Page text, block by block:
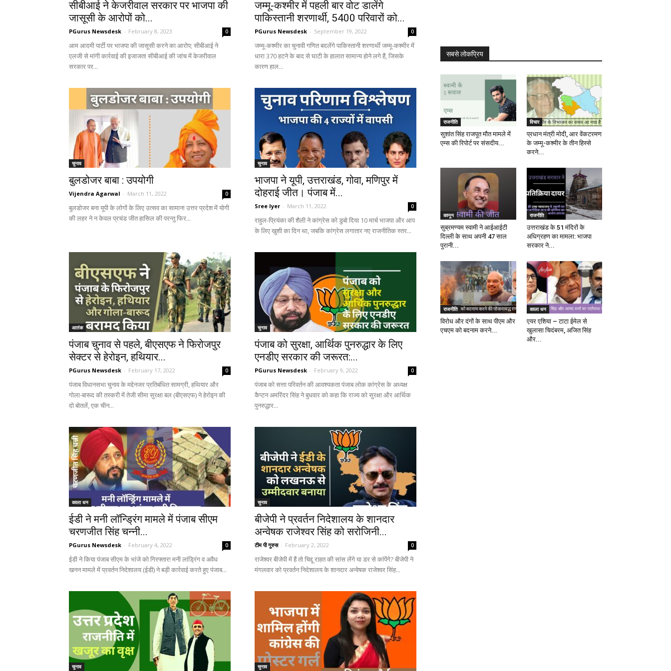
सीबीआई ने केजरीवाल सरकार पर भाजपा की
जासूसी के आरोपों को...
PGurus Newsdesk - February 8, 2023 0
आम आदमी पार्टी पर भाजपा की जासूसी करने का आरोप; सीबीआई ने
एलजी से मांगी कार्रवाई की इजाजत! सीबीआई की जांच में केजरीवाल
सरकार पर...
जम्मू-कश्मीर में पहली बार वोट डालेंगे
पाकिस्तानी शरणार्थी, 5400 परिवारों को...
PGurus Newsdesk - September 19, 2022 0
जम्मू-कश्मीर का चुनावी गणित बदलेंगे पाकिस्तानी शरणार्थी जम्मू-कश्मीर में
धारा 370 हटने के बाद से घाटी के हालात सामान्य होने लगे हैं, जिसके
कारण हाल...
चुनाव
बुलडोजर बाबा : उपयोगी
Vijendra Agarwal - March 11, 2022 0
बुलडोजर बना यूपी के लोगों के लिए उत्सव का सामान! उत्तर प्रदेश में योगी
की लहर ने न केवल प्रचंड जीत हासिल की परन्तु फिर...
चुनाव
भाजपा ने यूपी, उत्तराखंड, गोवा, मणिपुर में
दोहराई जीत। पंजाब में...
Sree Iyer - March 11, 2022 0
राहुल-प्रियंका की शैली ने कांग्रेस को डुबो दिया 10 मार्च भाजपा और आप
के लिए खुशी का दिन था, जबकि कांग्रेस लगातार नए राजनीतिक स्तर...
आतंक
पंजाब चुनाव से पहले, बीएसएफ ने फिरोजपुर
सेक्टर से हेरोइन, हथियार...
PGurus Newsdesk - February 17, 2022 0
पंजाब विधानसभा चुनाव के मद्देनजर प्रतिबंधित सामग्री, हथियार और
गोला-बारूद की तस्करी में तेजी सीमा सुरक्षा बल (बीएसएफ) ने हेरोइन की
दो बोतलें, एक चीन...
चुनाव
पंजाब को सुरक्षा, आर्थिक पुनरुद्धार के लिए
एनडीए सरकार की जरूरत:...
PGurus Newsdesk - February 9, 2022 0
पंजाब को सत्ता परिवर्तन की आवश्यकता पंजाब लोक कांग्रेस के अध्यक्ष
कैप्टन अमरिंदर सिंह ने बुधवार को कहा कि राज्य को सुरक्षा और आर्थिक
पुनरुद्धार...
काला धन
ईडी ने मनी लॉन्ड्रिंग मामले में पंजाब सीएम
चरणजीत सिंह चन्नी...
PGurus Newsdesk - February 4, 2022 0
ईडी ने किया पंजाब सीएम के भांजे को गिरफ्तार! मनी लांड्रिंग व अवैध
खनन मामले में प्रवर्तन निदेशालय (ईडी) ने बड़ी कार्रवाई करते हुए पंजाब...
चुनाव
बीजेपी ने प्रवर्तन निदेशालय के शानदार
अन्वेषक राजेश्वर सिंह को सरोजिनी...
टीम पी गुरुस - February 2, 2022 0
राजेश्वर बीजेपी में हैं तो चिद्दू राहत की सांस लेंगे या डर से कांपेंगे? बीजेपी ने
मंगलवार को प्रवर्तन निदेशालय के शानदार अन्वेषक राजेश्वर सिंह...
चुनाव चुनाव
सबसे लोकप्रिय
राजनीति
सुशांत सिंह राजपूत मौत मामले में
एम्स की रिपोर्ट पर संसदीय...
विचार
प्रधान मंत्री मोदी, आर वेंकटरमण
के जम्मू-कश्मीर के तीन हिस्से
करने...
कानून
सुब्रमण्यम स्वामी ने आईआईटी
दिल्ली के साथ अपनी 47 साल
पुरानी...
राजनीति
उत्तराखंड के 51 मंदिरों के
अधिग्रहण का मामला: भाजपा
सरकार ने...
राजनीति
विरोध और दंगों के साथ पीएम और
एचएम को बदनाम करने...
काला धन
एयर एशिया – टाटा ईमेल से
खुलासा चिदंबरम, अजित सिंह
और...